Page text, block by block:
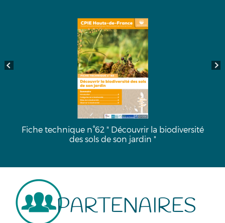
Fiche technique n°63 "Atlas de
Communale"
PARTENAIRES